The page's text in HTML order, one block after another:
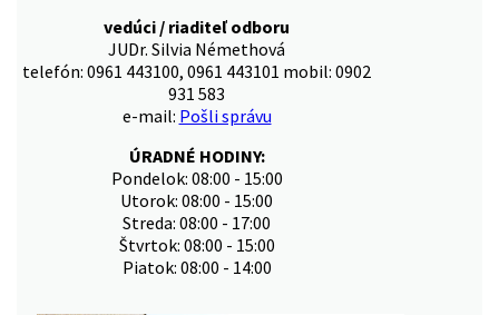
vedúci / riaditeľ odboru
JUDr. Silvia Némethová
telefón: 0961 443100, 0961 443101 mobil: 0902
931 583
e-mail: Pošli správu
ÚRADNÉ HODINY:
Pondelok: 08:00 - 15:00
Utorok: 08:00 - 15:00
Streda: 08:00 - 17:00
Štvrtok: 08:00 - 15:00
Piatok: 08:00 - 14:00